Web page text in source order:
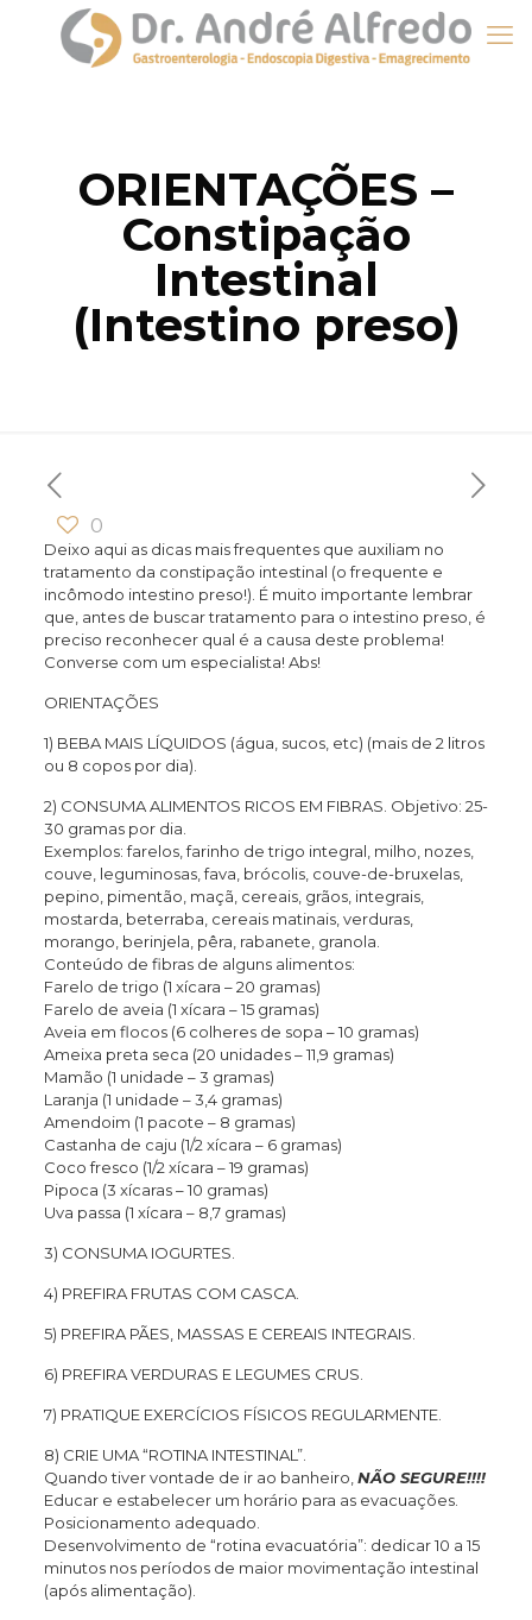
ORIENTAÇÕES –
Constipação
Intestinal
(Intestino preso)
0
Deixo aqui as dicas mais frequentes que auxiliam no
tratamento da constipação intestinal (o frequente e
incômodo intestino preso!). É muito importante lembrar
que, antes de buscar tratamento para o intestino preso, é
preciso reconhecer qual é a causa deste problema!
Converse com um especialista! Abs!
ORIENTAÇÕES
1) BEBA MAIS LÍQUIDOS (água, sucos, etc) (mais de 2 litros
ou 8 copos por dia).
2) CONSUMA ALIMENTOS RICOS EM FIBRAS. Objetivo: 25-
30 gramas por dia.
Exemplos: farelos, farinho de trigo integral, milho, nozes,
couve, leguminosas, fava, brócolis, couve-de-bruxelas,
pepino, pimentão, maçã, cereais, grãos, integrais,
mostarda, beterraba, cereais matinais, verduras,
morango, berinjela, pêra, rabanete, granola.
Conteúdo de fibras de alguns alimentos:
Farelo de trigo (1 xícara – 20 gramas)
Farelo de aveia (1 xícara – 15 gramas)
Aveia em flocos (6 colheres de sopa – 10 gramas)
Ameixa preta seca (20 unidades – 11,9 gramas)
Mamão (1 unidade – 3 gramas)
Laranja (1 unidade – 3,4 gramas)
Amendoim (1 pacote – 8 gramas)
Castanha de caju (1/2 xícara – 6 gramas)
Coco fresco (1/2 xícara – 19 gramas)
Pipoca (3 xícaras – 10 gramas)
Uva passa (1 xícara – 8,7 gramas)
3) CONSUMA IOGURTES.
4) PREFIRA FRUTAS COM CASCA.
5) PREFIRA PÃES, MASSAS E CEREAIS INTEGRAIS.
6) PREFIRA VERDURAS E LEGUMES CRUS.
7) PRATIQUE EXERCÍCIOS FÍSICOS REGULARMENTE.
8) CRIE UMA “ROTINA INTESTINAL”.
Quando tiver vontade de ir ao banheiro, NÃO SEGURE!!!!
Educar e estabelecer um horário para as evacuações.
Posicionamento adequado.
Desenvolvimento de “rotina evacuatória”: dedicar 10 a 15
minutos nos períodos de maior movimentação intestinal
(após alimentação).